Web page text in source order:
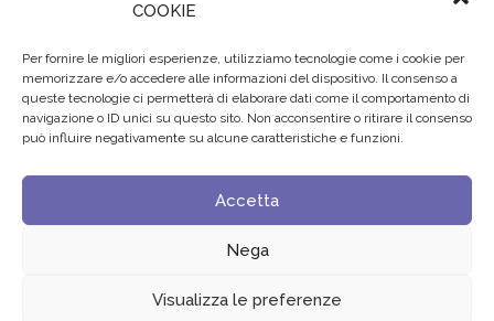
COOKIE
Per fornire le migliori esperienze, utilizziamo tecnologie come i cookie per
memorizzare e/o accedere alle informazioni del dispositivo. Il consenso a
queste tecnologie ci permetterà di elaborare dati come il comportamento di
navigazione o ID unici su questo sito. Non acconsentire o ritirare il consenso
può influire negativamente su alcune caratteristiche e funzioni.
Accetta
Nega
Visualizza le preferenze
secsolutionforum 2026: è Bologna la nuova capitale
Padre Benanti: «Intelligenza artificiale? Contro i nuovi
algoritmi del potere serve una governance condivisa»
Edvance – Digital Education Hub Higher Education